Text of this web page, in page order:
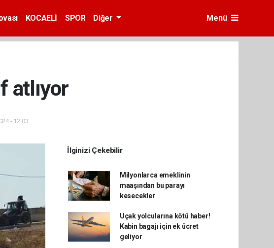
KOCAELİ SPOR Diğer Menü
atlıyor
- 12:03
İlginizi Çekebilir
Milyonlarca emeklinin
maaşından bu parayı
kesecekler
Uçak yolcularına kötü haber!
Kabin bagajı için ek ücret
geliyor